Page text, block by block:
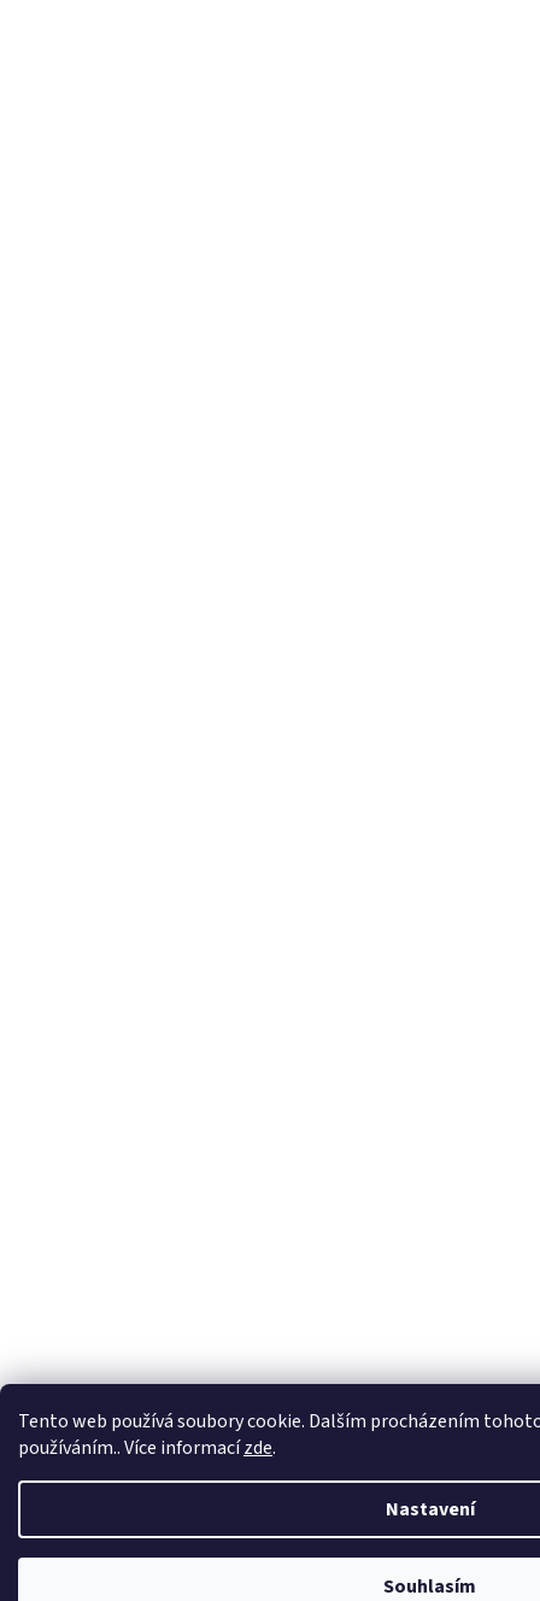
Tento web používá soubory cookie. Dalším procházením
používáním.. Více informacízde.
Nastavení
Souhlasím
Online
Začít konverzaci